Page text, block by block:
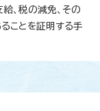
、税の減免、その
ことを証明する手